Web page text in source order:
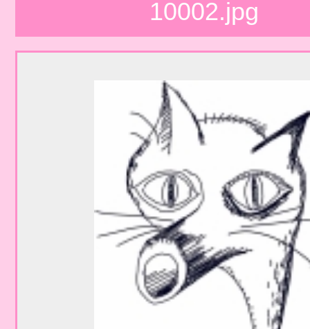
10002.jpg